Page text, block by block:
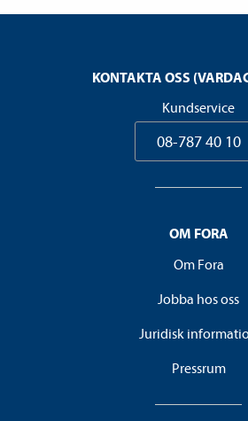
KONTAKTA OSS
Kundservice
08-787 40 10
OM FORA
Om Fora
Jobba hos oss
Juridisk
Pressrum